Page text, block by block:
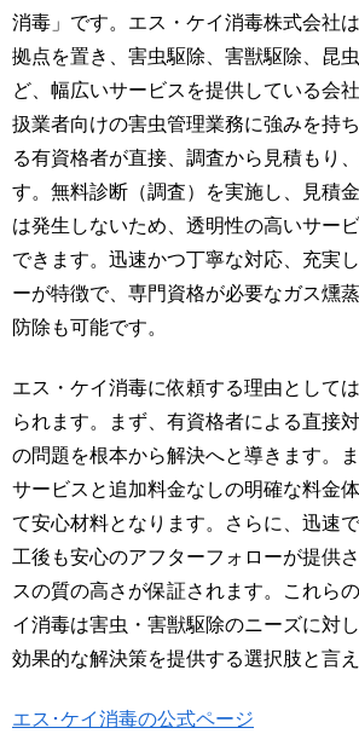
消毒」です。エス・ケイ消毒株式会社
拠点を置き、害虫駆除、害獣駆除、昆
ど、幅広いサービスを提供している会
扱業者向けの害虫管理業務に強みを持
る有資格者が直接、調査から見積もり
す。無料診断（調査）を実施し、見積
は発生しないため、透明性の高いサー
できます。迅速かつ丁寧な対応、充実
ーが特徴で、専門資格が必要なガス燻
防除も可能です。
エス・ケイ消毒に依頼する理由として
られます。まず、有資格者による直接
の問題を根本から解決へと導きます。
サービスと追加料金なしの明確な料金
て安心材料となります。さらに、迅速
工後も安心のアフターフォローが提供
スの質の高さが保証されます。これら
イ消毒は害虫・害獣駆除のニーズに対
効果的な解決策を提供する選択肢と言え
エス･ケイ消毒の公式ページ